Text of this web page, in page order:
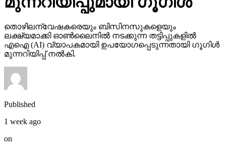
തൊഴിലന്വേഷകരെയും ബിസിനസുകളെയും
ലക്ഷ്യമാക്കി ഓണ്‍ലൈനില്‍ നടക്കുന്ന തട്ടിപ്പുകളില്‍
എഐ (AI) വ്യാപകമായി ഉപയോഗപ്പെടുന്നതായി ഗൂഗിള്‍
മുന്നറിയിപ്പ് നല്‍കി.
Published
1 week ago
on